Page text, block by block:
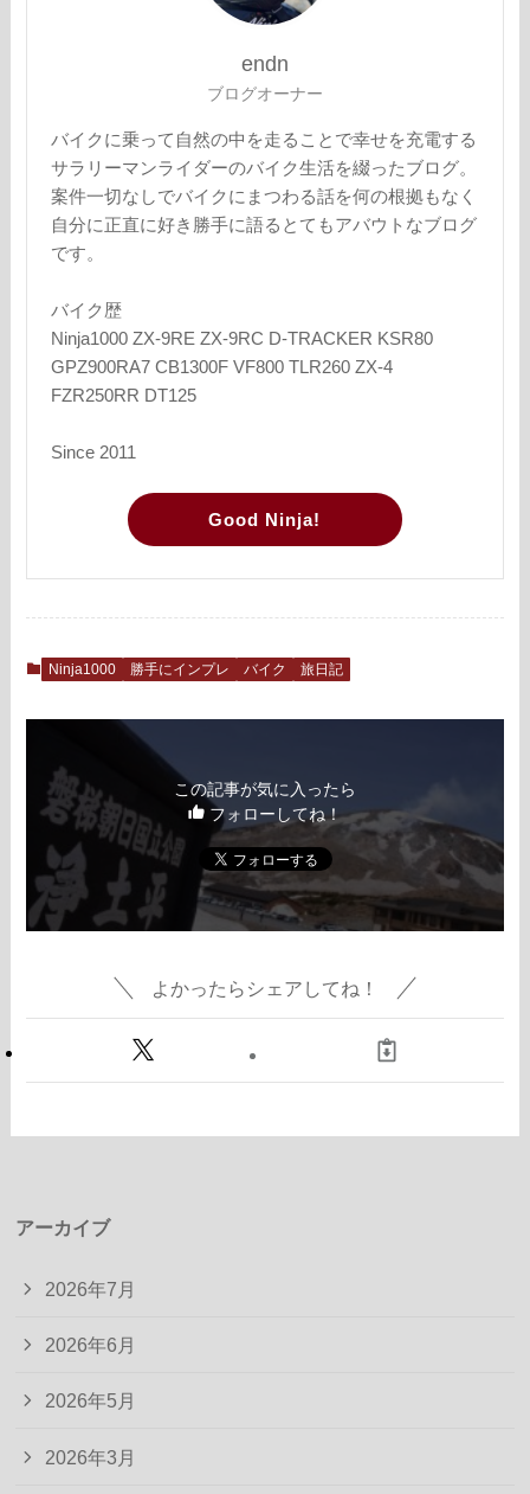
endn
ブログオーナー
バイクに乗って自然の中を走ることで幸せを充電する
サラリーマンライダーのバイク生活を綴ったブログ。
案件一切なしでバイクにまつわる話を何の根拠もなく
自分に正直に好き勝手に語るとてもアバウトなブログ
です。
バイク歴
Ninja1000 ZX-9RE ZX-9RC D-TRACKER KSR80
GPZ900RA7 CB1300F VF800 TLR260 ZX-4
FZR250RR DT125
Since 2011
Good Ninja!
Ninja1000 勝手にインプレ バイク 旅日記
この記事が気に入ったら
フォローしてね！
よかったらシェアしてね！
アーカイブ
2026年7月
2026年6月
2026年5月
2026年3月